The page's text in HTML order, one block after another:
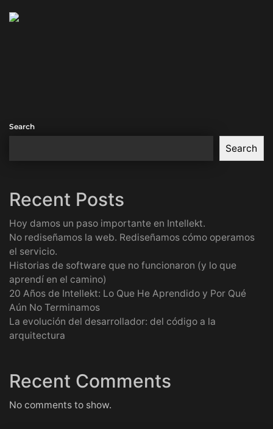
Search
Search
Recent Posts
Hoy damos un paso importante en Intellekt.
No rediseñamos la web. Rediseñamos cómo operamos
el servicio.
Historias de software que no funcionaron (y lo que
aprendí en el camino)
20 Años de Intellekt: Lo Que He Aprendido y Por Qué
Aún No Terminamos
La evolución del desarrollador: del código a la
arquitectura
Recent Comments
No comments to show.